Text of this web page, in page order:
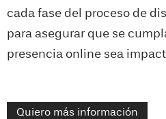
cada fase del proceso de
para asegurar que se
presencia online sea
Quiero más información